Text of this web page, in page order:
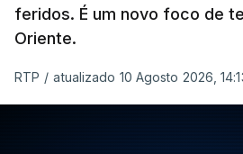
feridos. É um novo foco de
Oriente.
RTP / atualizado 10 Agosto 2026,